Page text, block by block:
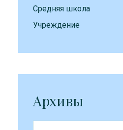
Средняя школа
Учреждение
Архивы
Архивы